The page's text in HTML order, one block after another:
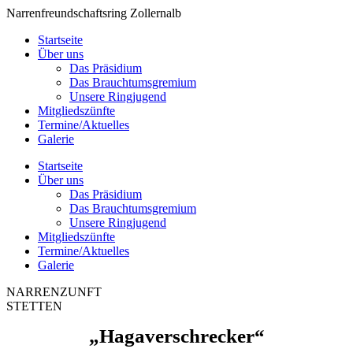
Zum
springen
Narrenfreundschaftsring Zollernalb
Startseite
Über uns
Das Präsidium
Das Brauchtumsgremium
Unsere Ringjugend
Mitgliedszünfte
Termine/Aktuelles
Galerie
Startseite
Über uns
Das Präsidium
Das Brauchtumsgremium
Unsere Ringjugend
Mitgliedszünfte
Termine/Aktuelles
Galerie
NARRENZUNFT
STETTEN
„Hagaverschrecker“